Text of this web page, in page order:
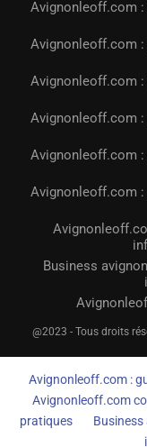
Avignonleoff.com
Avignonleoff.com
Avignonleoff.com
Avignonleoff.com
Avignonleoff.com
Avignonleoff.com
Business
@2023 - Tous droits
Avignonleoff.com :
Avignonleoff.com
pratiques